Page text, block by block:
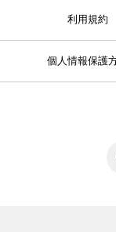
利用規約
個人情報保護